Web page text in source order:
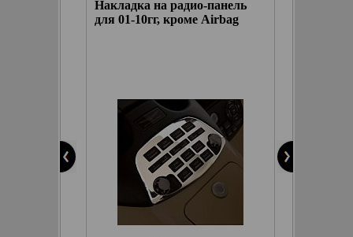
Накладка на радио-панель
для 01-10гг, кроме Airbag